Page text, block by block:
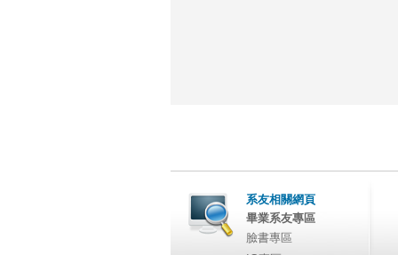
系友相關網頁
畢業系友專區
臉書專區